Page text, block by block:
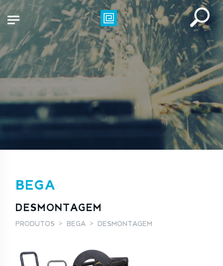
BEGA
DESMONTAGEM
PRODUTOS BEGA DESMONTAGEM